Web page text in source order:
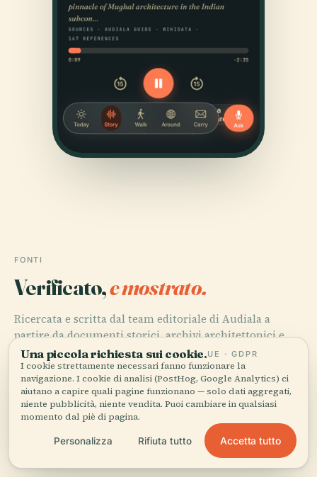
FONTI
Verificato,e mostrato.
Ricercata e scritta dal team editoriale di Audiala a
partire da documenti storici, archivi architettonici e
conoscenza del territorio.
Ultima revisione: April 2026
Comune di Cesena, 2025, Teatro Alessandro Bonci in
Cesena: Visiting Hours, Tickets, History & Cultural
Una piccola richiesta sui cookie.UE · GDPR
I cookie strettamente necessari fanno funzionare la
navigazione. I cookie di analisi (PostHog, Google Analytics) ci
aiutano a capire quali pagine funzionano — solo dati aggregati,
niente pubblicità, niente vendita. Puoi cambiare in qualsiasi
momento dal piè di pagina.
Personalizza Rifiuta tutto Accetta tutto